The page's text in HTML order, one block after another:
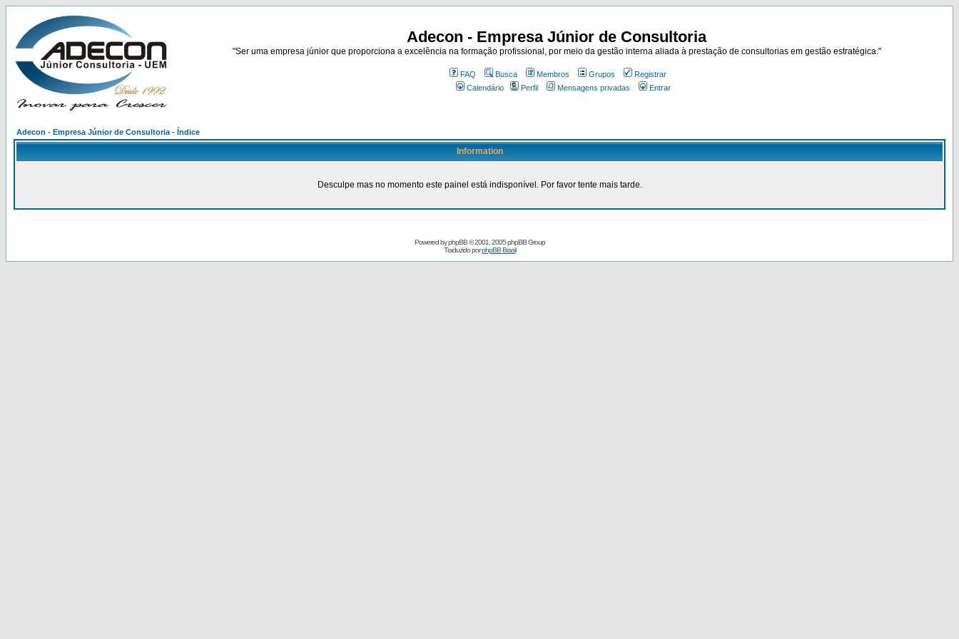
Adecon - Empresa Júnior de Consultoria
"Ser uma empresa júnior que proporciona a excelência na formação profissional, por meio da gestão interna aliada à prestação de consultorias em gestão estratégica."
FAQ Busca Membros Grupos
Registrar
Calendário
Perfil Mensagens privadas Entrar
Adecon - Empresa Júnior de Consultoria - Índice
Information
Desculpe mas no momento este painel está indisponível. Por favor tente mais tarde.
Powered byphpBB© 2001, 2005 phpBB Group
Traduzido porphpBB Brasil